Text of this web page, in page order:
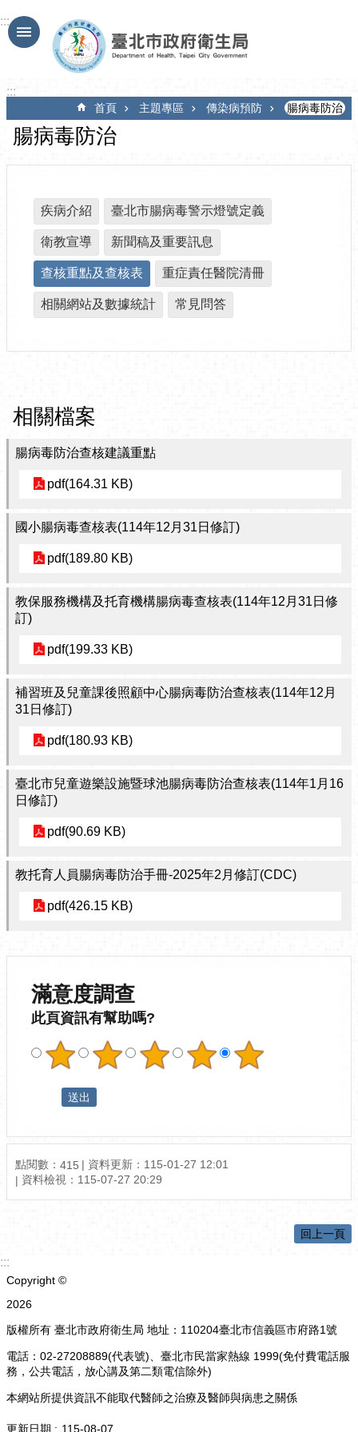
跳到主要內容區塊
:::
:::
首頁 主題專區 傳染病預防 腸病毒防治
腸病毒防治
疾病介紹 臺北市腸病毒警示燈號定義
衛教宣導 新聞稿及重要訊息
查核重點及查核表 重症責任醫院清冊
相關網站及數據統計 常見問答
相關檔案
腸病毒防治查核建議重點
pdf(164.31 KB)
國小腸病毒查核表(114年12月31日修訂)
pdf(189.80 KB)
教保服務機構及托育機構腸病毒查核表(114年12月31日修
訂)
pdf(199.33 KB)
補習班及兒童課後照顧中心腸病毒防治查核表(114年12月
31日修訂)
pdf(180.93 KB)
臺北市兒童遊樂設施暨球池腸病毒防治查核表(114年1月16
日修訂)
pdf(90.69 KB)
教托育人員腸病毒防治手冊-2025年2月修訂(CDC)
pdf(426.15 KB)
滿意度調查
此頁資訊有幫助嗎?
點閱數： 415 資料更新： 115-01-27 12:01
資料檢視： 115-07-27 20:29
回上一頁
:::
Copyright ©
2026
版權所有 臺北市政府衛生局 地址：110204臺北市信義區市府路1號
電話：02-27208889(代表號)、臺北市民當家熱線 1999(免付費電話服
務，公共電話，放心講及第二類電信除外)
本網站所提供資訊不能取代醫師之治療及醫師與病患之關係
更新日期 115-08-07